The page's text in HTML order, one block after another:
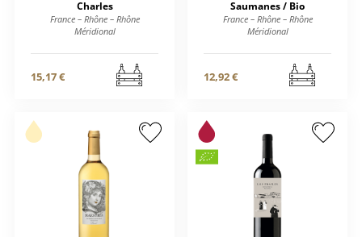
Charles
France – Rhône – Rhône
Méridional
15,17 €
Saumanes / Bio
France – Rhône – Rhône
Méridional
12,92 €